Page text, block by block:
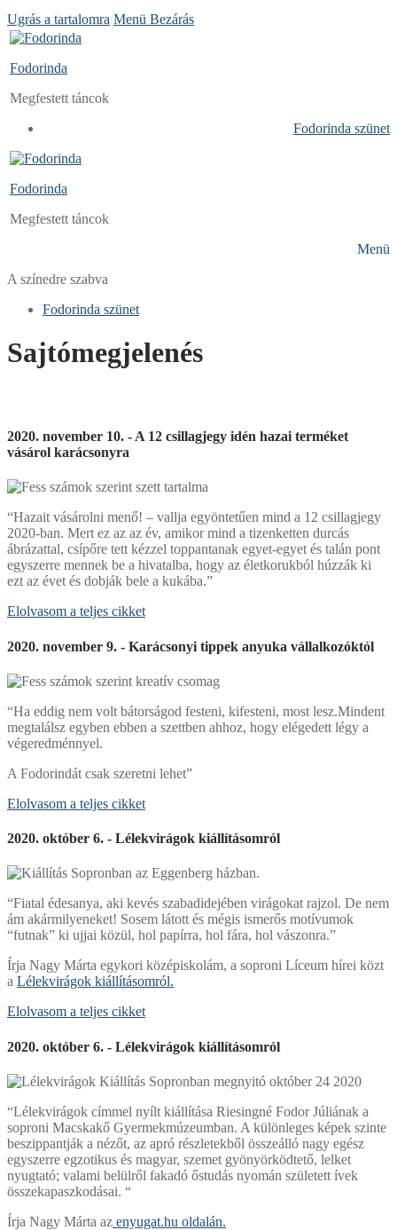
Ugrás a tartalomra Menü Bezárás
Fodorinda
Megfestett táncok
Fodorinda szünet
Fodorinda
Megfestett táncok
Menü
A színedre szabva
Fodorinda szünet
Sajtómegjelenés
2020. november 10. - A 12 csillagjegy idén hazai terméket
vásárol karácsonyra
“Hazait vásárolni menő! – vallja egyöntetűen mind a 12 csillagjegy
2020-ban. Mert ez az az év, amikor mind a tizenketten durcás
ábrázattal, csípőre tett kézzel toppantanak egyet-egyet és talán pont
egyszerre mennek be a hivatalba, hogy az életkorukból húzzák ki
ezt az évet és dobják bele a kukába.”
Elolvasom a teljes cikket
2020. november 9. - Karácsonyi tippek anyuka vállalkozóktól
“Ha eddig nem volt bátorságod festeni, kifesteni, most lesz.Mindent
megtalálsz egyben ebben a szettben ahhoz, hogy elégedett légy a
végeredménnyel.
A Fodorindát csak szeretni lehet”
Elolvasom a teljes cikket
2020. október 6. - Lélekvirágok kiállításomról
“Fiatal édesanya, aki kevés szabadidejében virágokat rajzol. De nem
ám akármilyeneket! Sosem látott és mégis ismerős motívumok
“futnak” ki ujjai közül, hol papírra, hol fára, hol vászonra.”
Írja Nagy Márta egykori középiskolám, a soproni Líceum hírei közt
a Lélekvirágok kiállításomról.
Elolvasom a teljes cikket
2020. október 6. - Lélekvirágok kiállításomról
“Lélekvirágok címmel nyílt kiállítása Riesingné Fodor Júliának a
soproni Macskakő Gyermekmúzeumban. A különleges képek szinte
beszippantják a nézőt, az apró részletekből összeálló nagy egész
egyszerre egzotikus és magyar, szemet gyönyörködtető, lelket
nyugtató; valami belülről fakadó őstudás nyomán született ívek
összekapaszkodásai. “
Írja Nagy Márta az enyugat.hu oldalán.